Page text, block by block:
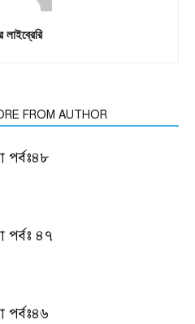
লাইব্রেরি
FROM AUTHOR
পর্বঃ৪৮
পর্বঃ ৪৭
পর্বঃ৪৬